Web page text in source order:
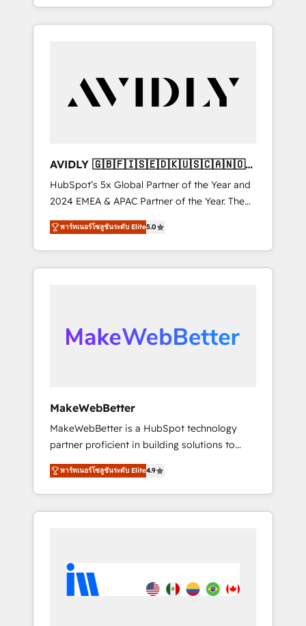
specialize in both strategic RevOps planning
and hands-on technical execution - building
Services - Managed IT (MSP) - Franchises -
Professional Services - And more! How we
Custom integrations and workflow
automation ✔️ User adoption programs,
training, and enablement Through project-
based engagements and ongoing RevOps
partnerships, we guide organizations through
the revenue maturity model - delivering the
right improvements at the right time so
AVIDLY 🇬🇧🇫🇮🇸🇪🇩🇰🇺🇸🇨🇦🇳🇴
🇩🇪🇦🇺🇳🇿
HubSpot’s 5x Global Partner of the Year and
2024 EMEA & APAC Partner of the Year. The
world’s most experienced and fully
accredited HubSpot Solutions Partner. 🚀
With 2,750+ HubSpot projects delivered and
370+ specialists across EMEA, APAC and NAM,
automation, we turn complexity into clarity,
human at global scale. 🏆 HubSpot’s CEO
พาร์ทเนอร์โซลูชันระดับ Elite5.0
MakeWebBetter
MakeWebBetter is a HubSpot technology
partner proficient in building solutions to
maximize the operational efficiency of
HubSpot. The fastest-growing tech-enabler &
facilitator, MakeWebBetter, hands you the
blend of HubSpot expertise & eminent
HubSpot experience 🤝HubSpot Premier
Integration partner 🤝Google Premier Partner
พาร์ทเนอร์โซลูชันระดับ Elite4.9